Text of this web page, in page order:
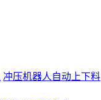
冲压机器人自动上下料